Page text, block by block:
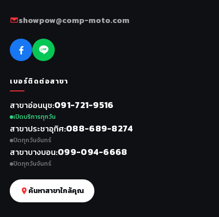
showpow@comp-moto.com
เบอร์ติดต่อสาขา
สาขาอ่อนนุช 091-721-9516
เปิดบริการทุกวัน
สาขาประชาอุทิศ 088-689-8274
ปิดทุกวันจันทร์
สาขาบางบอน 099-094-6668
ปิดทุกวันจันทร์
ค้นหาสาขาใกล้คุณ